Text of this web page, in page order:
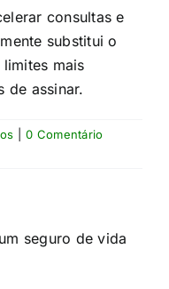
consultas e
substitui o
mais
de assinar.
0 Comentário